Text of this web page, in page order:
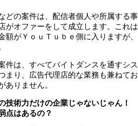
どの案件は、配信者個人や所属する事
がオファーをして成立します。これは
額がＹｏｕＴｕｂｅ側に入りますが、
件は、すべてバイトダンスを通すシス
まり、広告代理店的な業務も兼ねてお
ありません。
術力だけの企業じゃないじゃん！
点はあるの？